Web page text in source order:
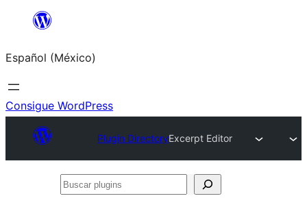
Saltar
contenido
Español (México)
Consigue WordPress
Plugin DirectoryExcerpt Editor
Buscar